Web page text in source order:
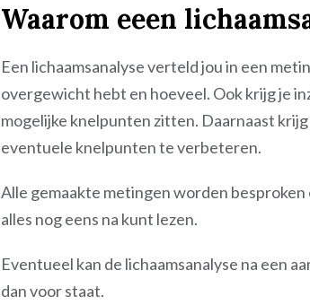
Waarom eeen
Een lichaamsanalyse verteld jou in een
overgewicht hebt en hoeveel. Ook krijg je
mogelijke knelpunten zitten. Daarnaast
eventuele knelpunten te verbeteren.
Alle gemaakte metingen worden
alles nog eens na kunt lezen.
Eventueel kan de lichaamsanalyse na een
dan voor staat.